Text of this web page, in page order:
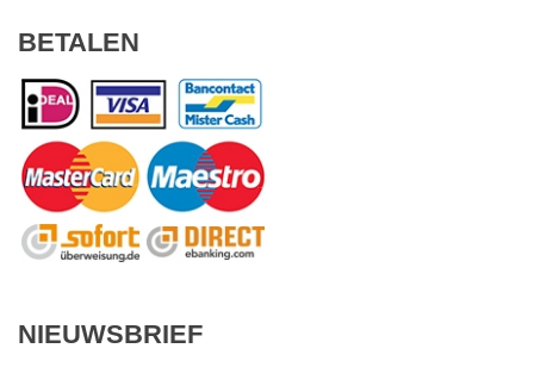
BETALEN
NIEUWSBRIEF